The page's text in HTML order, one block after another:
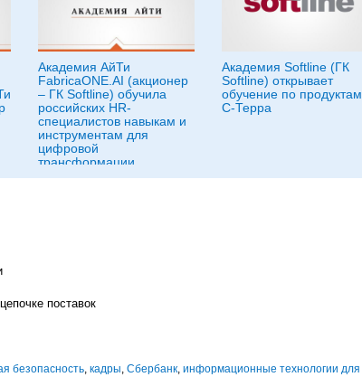
Академия АйТи
FabricaONE.AI (акционер
– ГК Softline) обучила
российских HR-
специалистов навыкам и
инструментам для
цифровой
трансформации
компаний
Академия Softline (ГК
Softline) открывает
обучение по продуктам
С-Терра
поставок
безопасность, кадры, Сбербанк, информационные технологии для